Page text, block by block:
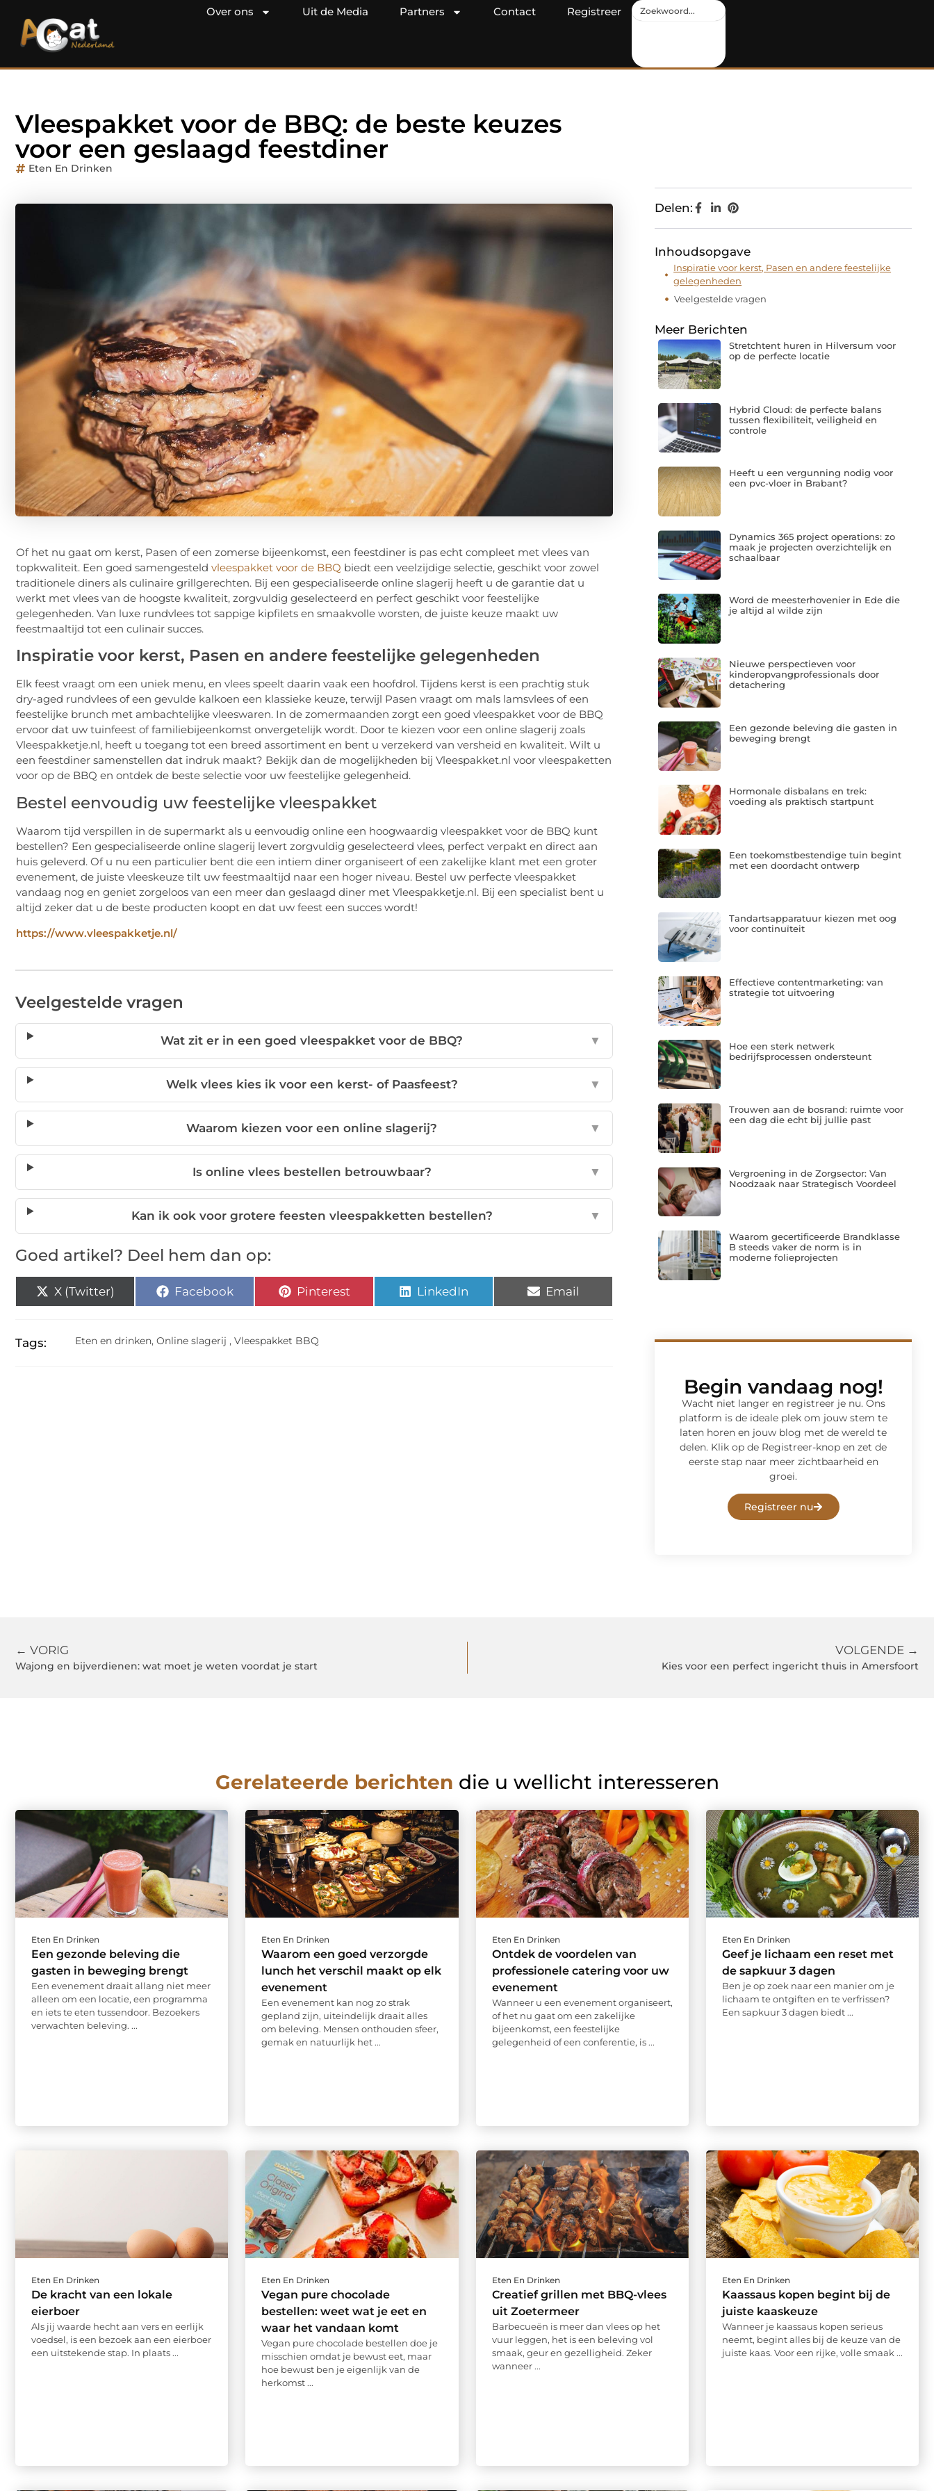
Over ons Uit de Media Partners Contact Registreer
Vleespakket voor de BBQ: de beste keuzes
voor een geslaagd feestdiner
Eten En Drinken
Of het nu gaat om kerst, Pasen of een zomerse bijeenkomst, een feestdiner is pas echt compleet met vlees van
topkwaliteit. Een goed samengesteld vleespakket voor de BBQ biedt een veelzijdige selectie, geschikt voor zowel
traditionele diners als culinaire grillgerechten. Bij een gespecialiseerde online slagerij heeft u de garantie dat u
werkt met vlees van de hoogste kwaliteit, zorgvuldig geselecteerd en perfect geschikt voor feestelijke
gelegenheden. Van luxe rundvlees tot sappige kipfilets en smaakvolle worsten, de juiste keuze maakt uw
feestmaaltijd tot een culinair succes.
Inspiratie voor kerst, Pasen en andere feestelijke gelegenheden
Elk feest vraagt om een uniek menu, en vlees speelt daarin vaak een hoofdrol. Tijdens kerst is een prachtig stuk
dry-aged rundvlees of een gevulde kalkoen een klassieke keuze, terwijl Pasen vraagt om mals lamsvlees of een
feestelijke brunch met ambachtelijke vleeswaren. In de zomermaanden zorgt een goed vleespakket voor de BBQ
ervoor dat uw tuinfeest of familiebijeenkomst onvergetelijk wordt. Door te kiezen voor een online slagerij zoals
Vleespakketje.nl, heeft u toegang tot een breed assortiment en bent u verzekerd van versheid en kwaliteit. Wilt u
een feestdiner samenstellen dat indruk maakt? Bekijk dan de mogelijkheden bij Vleespakket.nl voor vleespaketten
voor op de BBQ en ontdek de beste selectie voor uw feestelijke gelegenheid.
Bestel eenvoudig uw feestelijke vleespakket
Waarom tijd verspillen in de supermarkt als u eenvoudig online een hoogwaardig vleespakket voor de BBQ kunt
bestellen? Een gespecialiseerde online slagerij levert zorgvuldig geselecteerd vlees, perfect verpakt en direct aan
huis geleverd. Of u nu een particulier bent die een intiem diner organiseert of een zakelijke klant met een groter
evenement, de juiste vleeskeuze tilt uw feestmaaltijd naar een hoger niveau. Bestel uw perfecte vleespakket
vandaag nog en geniet zorgeloos van een meer dan geslaagd diner met Vleespakketje.nl. Bij een specialist bent u
altijd zeker dat u de beste producten koopt en dat uw feest een succes wordt!
https://www.vleespakketje.nl/
Veelgestelde vragen
Wat zit er in een goed vleespakket voor de BBQ? ▼
Welk vlees kies ik voor een kerst- of Paasfeest? ▼
Waarom kiezen voor een online slagerij? ▼
Is online vlees bestellen betrouwbaar? ▼
Kan ik ook voor grotere feesten vleespakketten bestellen? ▼
Goed artikel? Deel hem dan op:
X (Twitter) Facebook Pinterest LinkedIn Email
Tags: Eten en drinken, Online slagerij , Vleespakket BBQ
Delen:
Inhoudsopgave
Inspiratie voor kerst, Pasen en andere feestelijke
gelegenheden
Veelgestelde vragen
Meer Berichten
Stretchtent huren in Hilversum voor
op de perfecte locatie
Hybrid Cloud: de perfecte balans
tussen flexibiliteit, veiligheid en
controle
Heeft u een vergunning nodig voor
een pvc-vloer in Brabant?
Dynamics 365 project operations: zo
maak je projecten overzichtelijk en
schaalbaar
Word de meesterhovenier in Ede die
je altijd al wilde zijn
Nieuwe perspectieven voor
kinderopvangprofessionals door
detachering
Een gezonde beleving die gasten in
beweging brengt
Hormonale disbalans en trek:
voeding als praktisch startpunt
Een toekomstbestendige tuin begint
met een doordacht ontwerp
Tandartsapparatuur kiezen met oog
voor continuïteit
Effectieve contentmarketing: van
strategie tot uitvoering
Hoe een sterk netwerk
bedrijfsprocessen ondersteunt
Trouwen aan de bosrand: ruimte voor
een dag die echt bij jullie past
Vergroening in de Zorgsector: Van
Noodzaak naar Strategisch Voordeel
Waarom gecertificeerde Brandklasse
B steeds vaker de norm is in
moderne folieprojecten
Begin vandaag nog!
Wacht niet langer en registreer je nu. Ons
platform is de ideale plek om jouw stem te
laten horen en jouw blog met de wereld te
delen. Klik op de Registreer-knop en zet de
eerste stap naar meer zichtbaarheid en
groei.
Registreer nu
← VORIG
Wajong en bijverdienen: wat moet je weten voordat je start
VOLGENDE →
Kies voor een perfect ingericht thuis in Amersfoort
Gerelateerde berichten die u wellicht interesseren
Eten En Drinken
Een gezonde beleving die
gasten in beweging brengt
Een evenement draait allang niet meer
alleen om een locatie, een programma
en iets te eten tussendoor. Bezoekers
verwachten beleving. ...
Eten En Drinken
Waarom een goed verzorgde
lunch het verschil maakt op elk
evenement
Een evenement kan nog zo strak
gepland zijn, uiteindelijk draait alles
om beleving. Mensen onthouden sfeer,
gemak en natuurlijk het ...
Eten En Drinken
Ontdek de voordelen van
professionele catering voor uw
evenement
Wanneer u een evenement organiseert,
of het nu gaat om een zakelijke
bijeenkomst, een feestelijke
gelegenheid of een conferentie, is ...
Eten En Drinken
Geef je lichaam een reset met
de sapkuur 3 dagen
Ben je op zoek naar een manier om je
lichaam te ontgiften en te verfrissen?
Een sapkuur 3 dagen biedt ...
Eten En Drinken
De kracht van een lokale
eierboer
Als jij waarde hecht aan vers en eerlijk
voedsel, is een bezoek aan een eierboer
een uitstekende stap. In plaats ...
Eten En Drinken
Vegan pure chocolade
bestellen: weet wat je eet en
waar het vandaan komt
Vegan pure chocolade bestellen doe je
misschien omdat je bewust eet, maar
hoe bewust ben je eigenlijk van de
herkomst ...
Eten En Drinken
Creatief grillen met BBQ-vlees
uit Zoetermeer
Barbecueën is meer dan vlees op het
vuur leggen, het is een beleving vol
smaak, geur en gezelligheid. Zeker
wanneer ...
Eten En Drinken
Kaassaus kopen begint bij de
juiste kaaskeuze
Wanneer je kaassaus kopen serieus
neemt, begint alles bij de keuze van de
juiste kaas. Voor een rijke, volle smaak ...